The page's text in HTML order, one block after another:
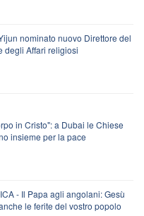
nominato nuovo Direttore del
degli Affari religiosi
in Cristo": a Dubai le Chiese
insieme per la pace
- Il Papa agli angolani: Gesù
le ferite del vostro popolo